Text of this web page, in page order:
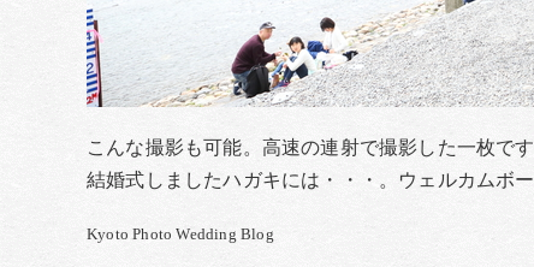
こんな撮影も可能。高速の連射で撮影した一枚で
結婚式しましたハガキには・・・。ウェルカムボ
Kyoto Photo Wedding Blog